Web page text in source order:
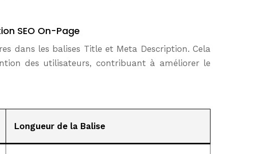
SEO On-Page
dans les balises Title et Meta Description. Cela
des utilisateurs, contribuant à améliorer le
Longueur de la Balise